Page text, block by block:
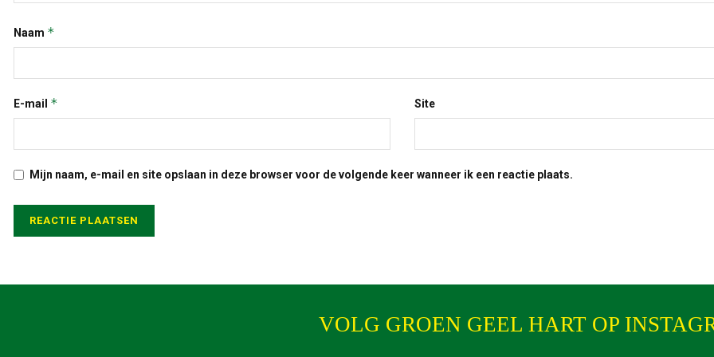
Naam *
E-mail * Site
Mijn naam, e-mail en site opslaan in deze browser voor de volgende keer wanneer ik een reactie plaats.
VOLG GROEN GEEL HART OP